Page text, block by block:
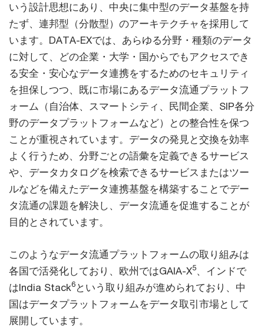
いう設計思想にあり、中央に集中型のデータ基盤を持
たず、連邦型（分散型）のアーキテクチャを採用して
います。DATA-EXでは、あらゆる分野・種類のデータ
に対して、どの企業・大学・国からでもアクセスでき
る安全・安心なデータ連携をするためのセキュリティ
を担保しつつ、既に市場にあるデータ流通プラットフ
ォーム（自治体、スマートシティ、民間企業、SIP各分
野のデータプラットフォームなど）との整合性を保つ
ことが重視されています。データの発見と交換を効率
よく行うため、分野ごとの語彙を定義できるサービス
や、データカタログを検索できるサービスまたはツー
ルなどを備えたデータ連携基盤を構築することでデー
タ流通の課題を解決し、データ流通を促進することが
目的とされています。
このようなデータ流通プラットフォームの取り組みは
各国で活発化しており、欧州ではGAIA-X5、インドで
はIndia Stack6という取り組みが進められており、中
国はデータプラットフォームをデータ取引市場として
展開しています。